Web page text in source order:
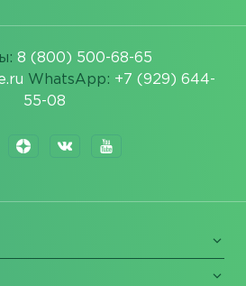
8 (800) 500-68-65
WhatsApp: +7 (929) 644-
55-08